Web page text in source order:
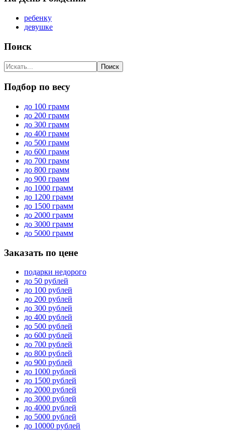
ребенку
девушке
Поиск
Подбор по весу
до 100 грамм
до 200 грамм
до 300 грамм
до 400 грамм
до 500 грамм
до 600 грамм
до 700 грамм
до 800 грамм
до 900 грамм
до 1000 грамм
до 1200 грамм
до 1500 грамм
до 2000 грамм
до 3000 грамм
до 5000 грамм
Заказать по цене
подарки недорого
до 50 рублей
до 100 рублей
до 200 рублей
до 300 рублей
до 400 рублей
до 500 рублей
до 600 рублей
до 700 рублей
до 800 рублей
до 900 рублей
до 1000 рублей
до 1500 рублей
до 2000 рублей
до 3000 рублей
до 4000 рублей
до 5000 рублей
до 10000 рублей